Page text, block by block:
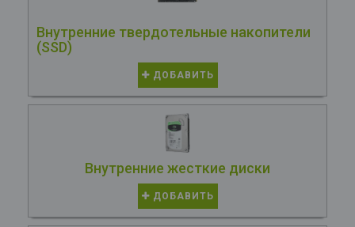
Внутренние твердотельные накопители
(SSD)
ДОБАВИТЬ
Внутренние жесткие диски
ДОБАВИТЬ